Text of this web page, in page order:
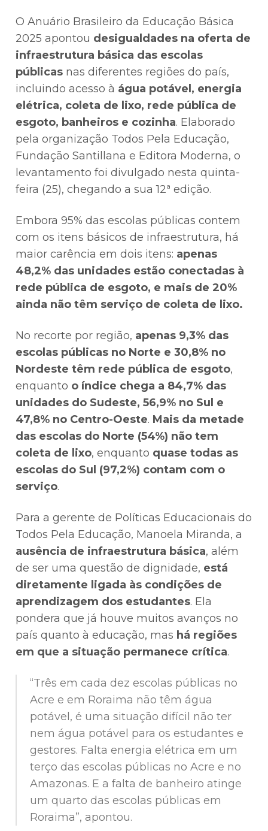
O Anuário Brasileiro da Educação Básica
2025 apontou desigualdades na oferta de
infraestrutura básica das escolas
públicas nas diferentes regiões do país,
incluindo acesso à água potável, energia
elétrica, coleta de lixo, rede pública de
esgoto, banheiros e cozinha. Elaborado
pela organização Todos Pela Educação,
Fundação Santillana e Editora Moderna, o
levantamento foi divulgado nesta quinta-
feira (25), chegando a sua 12ª edição.
Embora 95% das escolas públicas contem
com os itens básicos de infraestrutura, há
maior carência em dois itens: apenas
48,2% das unidades estão conectadas à
rede pública de esgoto, e mais de 20%
ainda não têm serviço de coleta de lixo.
No recorte por região, apenas 9,3% das
escolas públicas no Norte e 30,8% no
Nordeste têm rede pública de esgoto,
enquanto o índice chega a 84,7% das
unidades do Sudeste, 56,9% no Sul e
47,8% no Centro-Oeste. Mais da metade
das escolas do Norte (54%) não tem
coleta de lixo, enquanto quase todas as
escolas do Sul (97,2%) contam com o
serviço.
Para a gerente de Políticas Educacionais do
Todos Pela Educação, Manoela Miranda, a
ausência de infraestrutura básica, além
de ser uma questão de dignidade, está
diretamente ligada às condições de
aprendizagem dos estudantes. Ela
pondera que já houve muitos avanços no
país quanto à educação, mas há regiões
em que a situação permanece crítica.
“Três em cada dez escolas públicas no
Acre e em Roraima não têm água
potável, é uma situação difícil não ter
nem água potável para os estudantes e
gestores. Falta energia elétrica em um
terço das escolas públicas no Acre e no
Amazonas. E a falta de banheiro atinge
um quarto das escolas públicas em
Roraima”, apontou.